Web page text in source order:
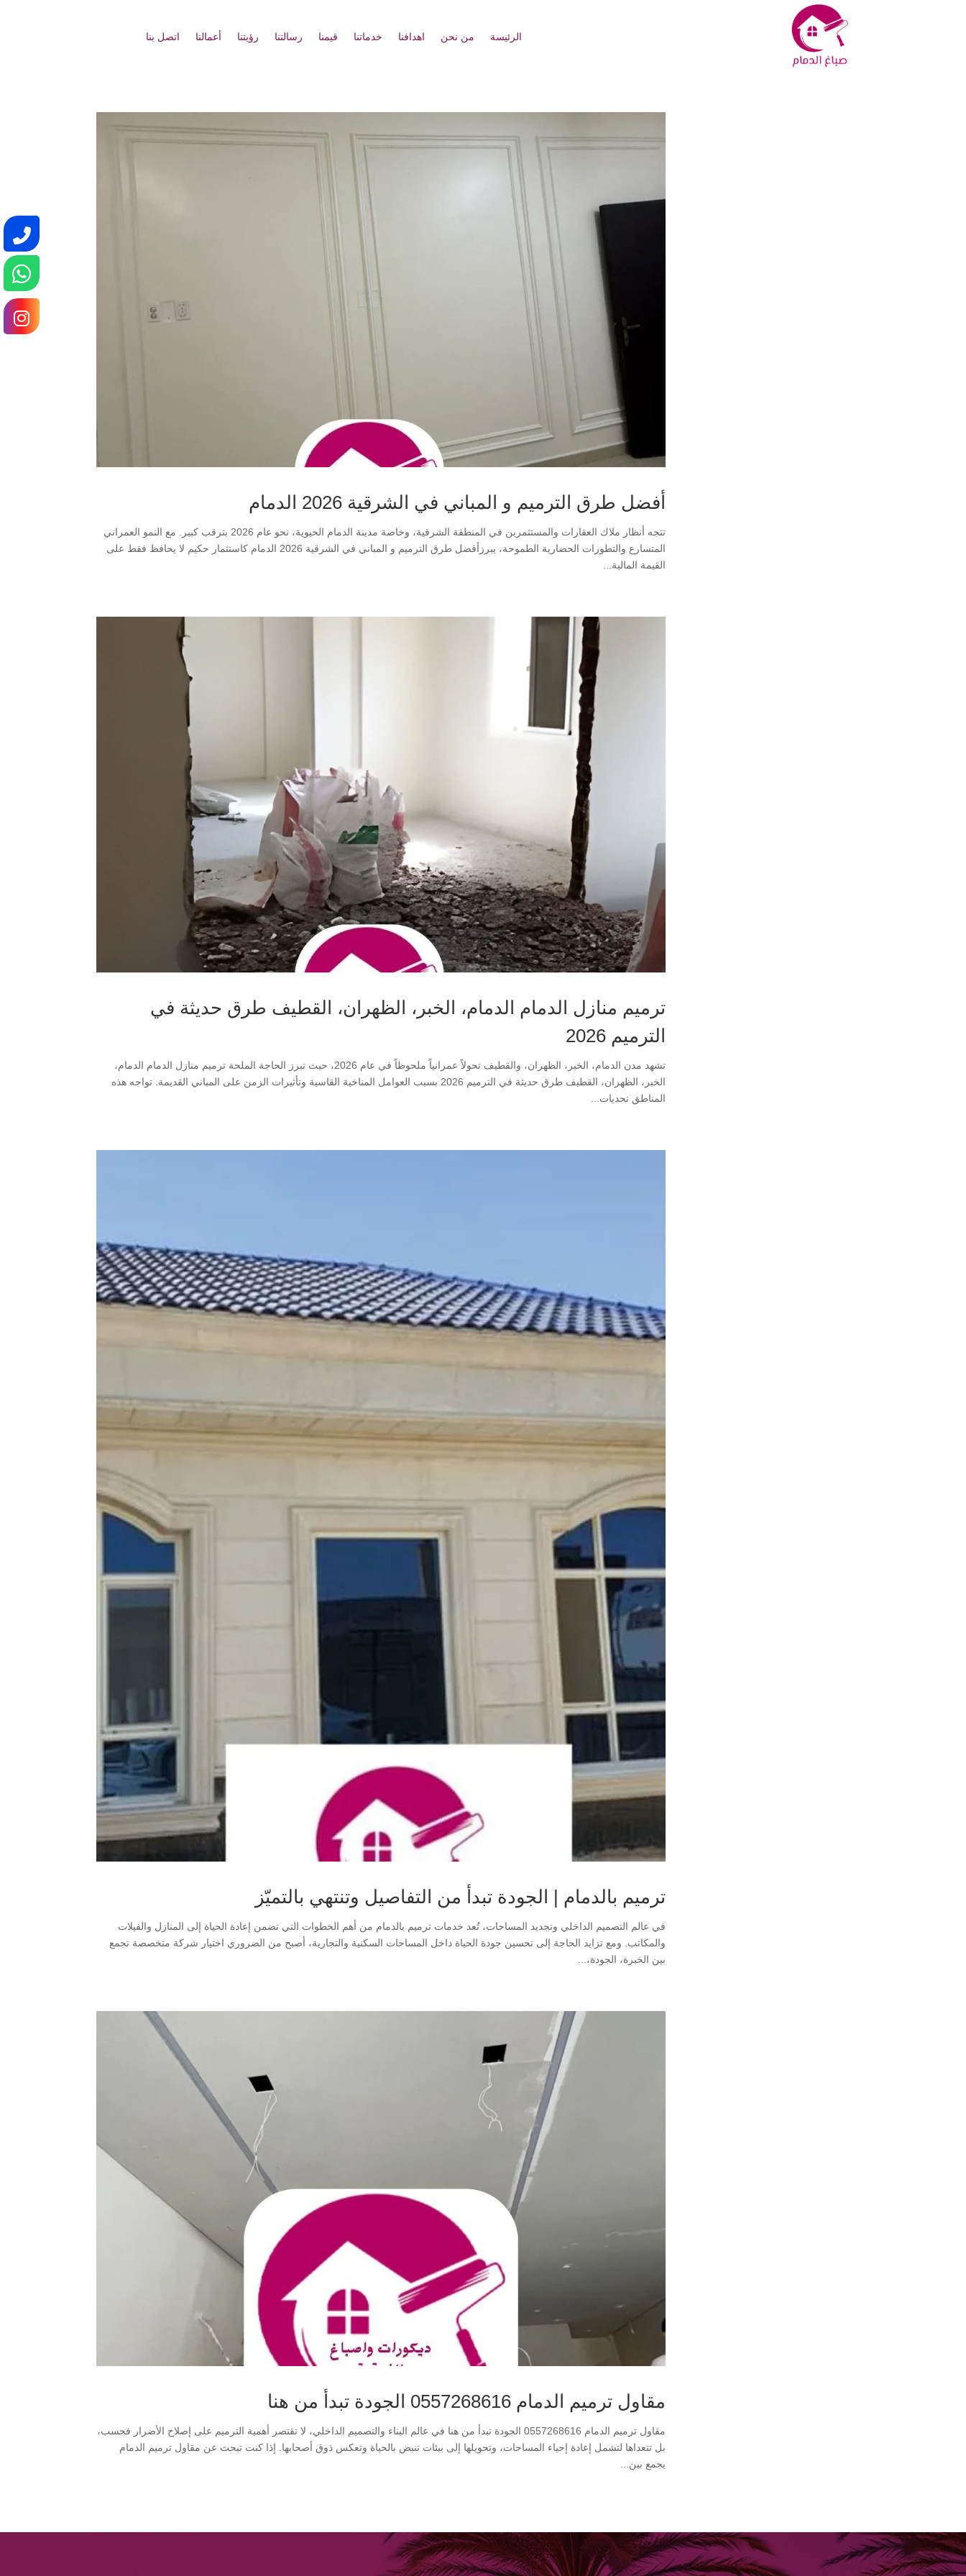
الرئيسة من نحن اهدافنا خدماتنا قيمنا رسالتنا رؤيتنا أعمالنا اتصل بنا
أفضل طرق الترميم و المباني في الشرقية 2026 الدمام
تتجه أنظار ملاك العقارات والمستثمرين في المنطقة الشرقية، وخاصة مدينة الدمام الحيوية، نحو عام 2026 بترقب كبير. مع النمو العمراني
المتسارع والتطورات الحضارية الطموحة، يبرزأفضل طرق الترميم و المباني في الشرقية 2026 الدمام كاستثمار حكيم لا يحافظ فقط على
القيمة المالية...
ترميم منازل الدمام الدمام، الخبر، الظهران، القطيف طرق حديثة في
الترميم 2026
تشهد مدن الدمام، الخبر، الظهران، والقطيف تحولاً عمرانياً ملحوظاً في عام 2026، حيث تبرز الحاجة الملحة ترميم منازل الدمام الدمام،
الخبر، الظهران، القطيف طرق حديثة في الترميم 2026 بسبب العوامل المناخية القاسية وتأثيرات الزمن على المباني القديمة. تواجه هذه
المناطق تحديات...
ترميم بالدمام | الجودة تبدأ من التفاصيل وتنتهي بالتميّز
في عالم التصميم الداخلي وتجديد المساحات، تُعد خدمات ترميم بالدمام من أهم الخطوات التي تضمن إعادة الحياة إلى المنازل والفيلات
والمكاتب. ومع تزايد الحاجة إلى تحسين جودة الحياة داخل المساحات السكنية والتجارية، أصبح من الضروري اختيار شركة متخصصة تجمع
بين الخبرة، الجودة،...
مقاول ترميم الدمام 0557268616 الجودة تبدأ من هنا
مقاول ترميم الدمام 0557268616 الجودة تبدأ من هنا في عالم البناء والتصميم الداخلي، لا تقتصر أهمية الترميم على إصلاح الأضرار فحسب،
بل تتعداها لتشمل إعادة إحياء المساحات، وتحويلها إلى بيئات تنبض بالحياة وتعكس ذوق أصحابها. إذا كنت تبحث عن مقاول ترميم الدمام
يجمع بين...